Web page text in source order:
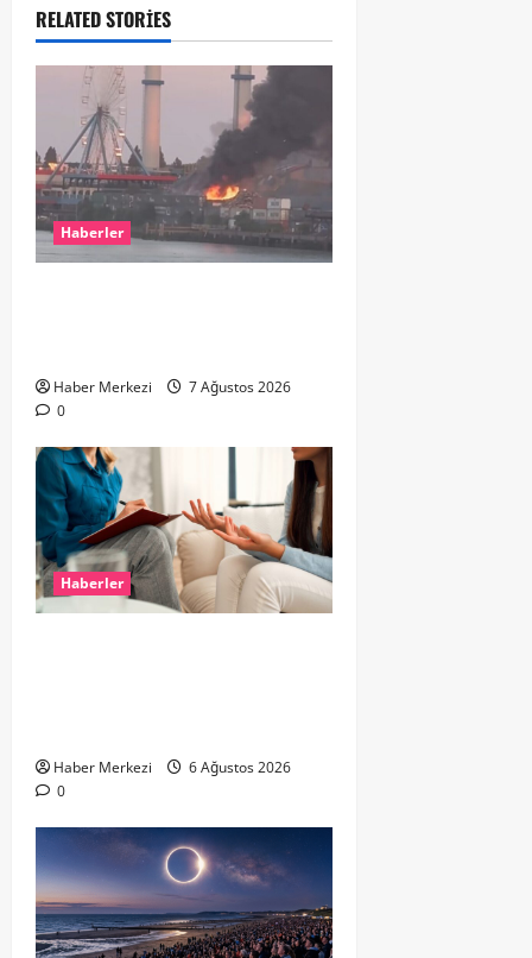
RELATED STORIES
Haberler
Haber Merkezi
7 Ağustos 2026
0
Haberler
Haber Merkezi
6 Ağustos 2026
0